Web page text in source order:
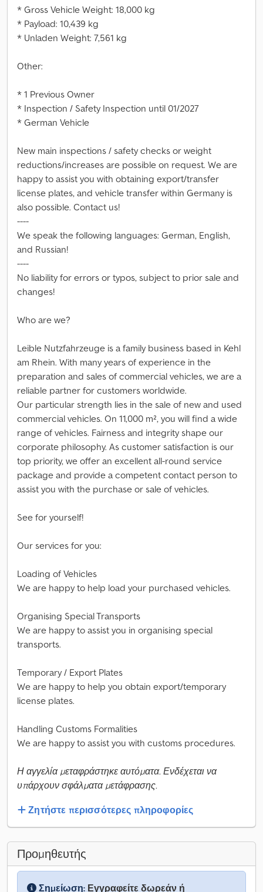
* Gross Vehicle Weight: 18,000 kg
* Payload: 10,439 kg
* Unladen Weight: 7,561 kg
Other:
* 1 Previous Owner
* Inspection / Safety Inspection until 01/2027
* German Vehicle
New main inspections / safety checks or weight
reductions/increases are possible on request. We are
happy to assist you with obtaining export/transfer
license plates, and vehicle transfer within Germany is
also possible. Contact us!
----
We speak the following languages: German, English,
and Russian!
----
No liability for errors or typos, subject to prior sale and
changes!
Who are we?
Leible Nutzfahrzeuge is a family business based in Kehl
am Rhein. With many years of experience in the
preparation and sales of commercial vehicles, we are a
reliable partner for customers worldwide.
Our particular strength lies in the sale of new and used
commercial vehicles. On 11,000 m², you will find a wide
range of vehicles. Fairness and integrity shape our
corporate philosophy. As customer satisfaction is our
top priority, we offer an excellent all-round service
package and provide a competent contact person to
assist you with the purchase or sale of vehicles.
See for yourself!
Our services for you:
Loading of Vehicles
We are happy to help load your purchased vehicles.
Organising Special Transports
We are happy to assist you in organising special
transports.
Temporary / Export Plates
We are happy to help you obtain export/temporary
license plates.
Handling Customs Formalities
We are happy to assist you with customs procedures.
Η αγγελία μεταφράστηκε αυτόματα. Ενδέχεται να
υπάρχουν σφάλματα μετάφρασης.
Ζητήστε περισσότερες πληροφορίες
Προμηθευτής
Σημείωση: Εγγραφείτε δωρεάν ή